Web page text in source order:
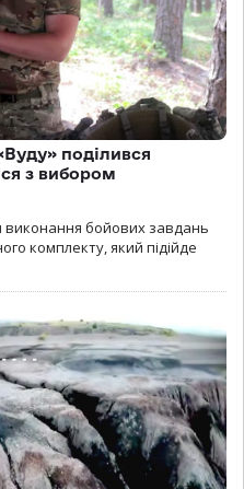
поділився
з вибором
виконання бойових завдань
комплекту, який підійде